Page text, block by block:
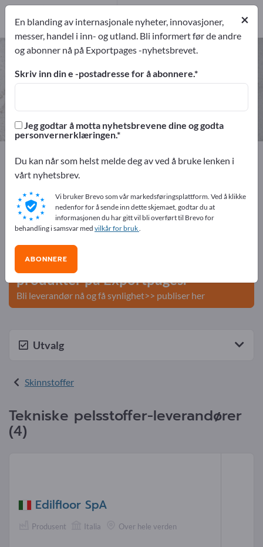
Tekniske pelsstoffer – finn
produsenter og leverandører
4
4
Exportpages Råvarer og verksteddeler
Teknisk stoff
Skinnstoffer
Tekniske pelsstoffer
Annonser gratis på Exportpages!
Behov – Tilbud – Brukte varer – Forretningskontakter >>
start her
Publiser din bedrift og dine
produkter på Exportpages.
Bli leverandør nå og få synlighet>> publiser her
Utvalg
Skinnstoffer
Tekniske pelsstoffer-leverandører
(4)
Edilfloor SpA
Produsent Italia Over hele verden
×
En blanding av internasjonale nyheter, innovasjoner,
messer, handel i inn- og utland. Bli informert før de andre
og abonner nå på Exportpages -nyhetsbrevet.
Skriv inn din e -postadresse for å abonnere.
Jeg godtar å motta nyhetsbrevene dine og godta
personvernerklæringen.
Du kan når som helst melde deg av ved å bruke lenken i
vårt nyhetsbrev.
Vi bruker Brevo som vår markedsføringsplattform. Ved å klikke
nedenfor for å sende inn dette skjemaet, godtar du at
informasjonen du har gitt vil bli overført til Brevo for
behandling i samsvar med vilkår for bruk.
ABONNERE